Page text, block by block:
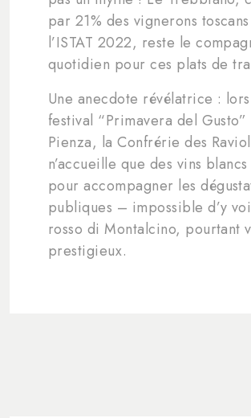
par 21% des vignerons
l’ISTAT 2022, reste le
quotidien pour ces plats de
Une anecdote révélatrice :
festival “Primavera del Gusto”
Pienza, la Confrérie des
n’accueille que des vins
pour accompagner les
publiques – impossible d’y
rosso di Montalcino, pourtant
prestigieux.